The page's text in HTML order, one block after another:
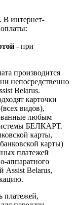
В интернет-
- при
производится
непосредственно
Belarus.
карточки
видов),
любым
БЕЛКАРТ.
карты,
карты)
платежей
аппаратного
Assist Belarus,
платежей,